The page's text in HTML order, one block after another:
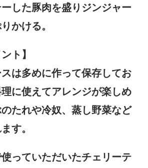
した豚肉を盛りジンジャー
かける。
ト】
は多めに作って保存してお
に使えてアレンジが楽しめ
たれや冷奴、蒸し野菜など
す。
っていただいたチェリーテ